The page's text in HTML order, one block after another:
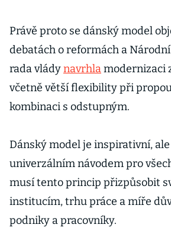
Právě proto se dánský model
debatách o reformách a
rada vládynavrhlamodernizaci
včetně větší flexibility při
kombinaci s odstupným.
Dánský model je inspirativní,
univerzálním návodem pro
musí tento princip přizpůsobit
institucím, trhu práce a míře
podniky a pracovníky.